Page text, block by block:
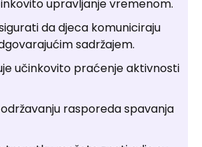
upravljanje vremenom.
da djeca komuniciraju
sadržajem.
učinkovito praćenje aktivnosti
rasporeda spavanja